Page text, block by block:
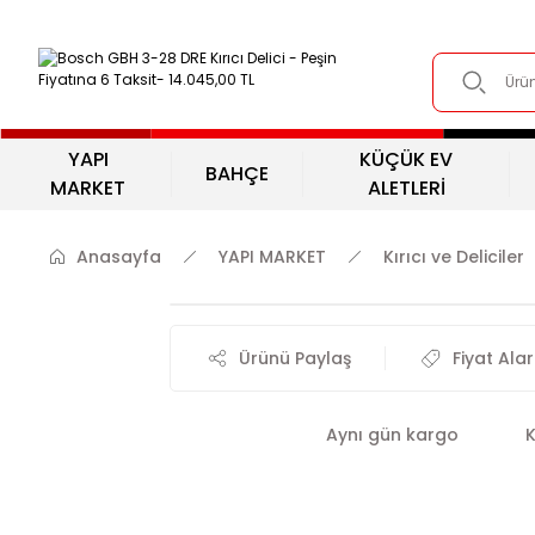
YAPI
MARKET
BAHÇE
KÜÇÜK EV
ALETLERİ
Anasayfa YAPI MARKET Kırıcı ve Deliciler
Ürünü Paylaş Fiyat
Aynı gün kargo